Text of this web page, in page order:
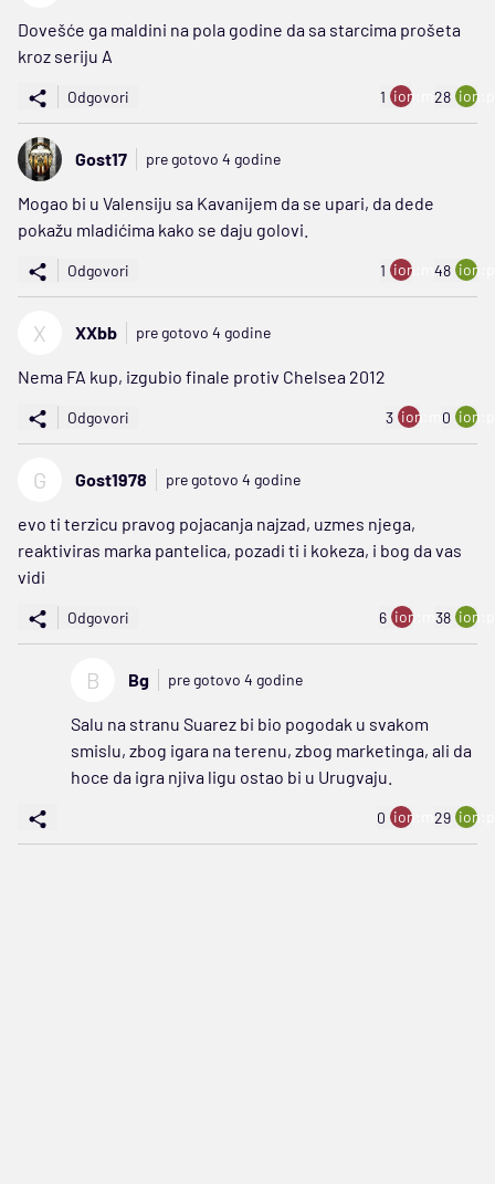
Dovešće ga maldini na pola godine da sa starcima prošeta
kroz seriju A
Odgovori 1 ion:minus
28
Gost17 pre gotovo 4 godine
Mogao bi u Valensiju sa Kavanijem da se upari, da dede
pokažu mladićima kako se daju golovi.
Odgovori 1 ion:minus
48
X XXbb pre gotovo 4 godine
Nema FA kup, izgubio finale protiv Chelsea 2012
Odgovori 3 ion:minus
0
G Gost1978 pre gotovo 4 godine
evo ti terzicu pravog pojacanja najzad, uzmes njega,
reaktiviras marka pantelica, pozadi ti i kokeza, i bog da vas
vidi
Odgovori 6 ion:minus
38
B Bg pre gotovo 4 godine
Salu na stranu Suarez bi bio pogodak u svakom
smislu, zbog igara na terenu, zbog marketinga, ali da
hoce da igra njiva ligu ostao bi u Urugvaju.
0 ion:minus
29